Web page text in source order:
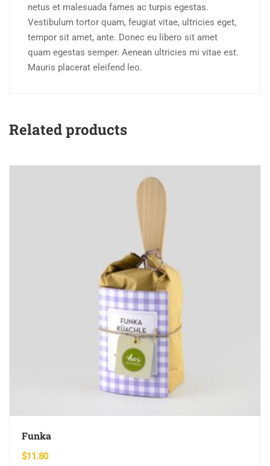
netus et malesuada fames ac turpis egestas.
Vestibulum tortor quam, feugiat vitae, ultricies eget,
tempor sit amet, ante. Donec eu libero sit amet
quam egestas semper. Aenean ultricies mi vitae est.
Mauris placerat eleifend leo.
Related products
Funka
$11.80